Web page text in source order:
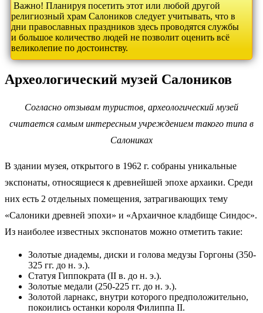
Важно! Планируя посетить этот или любой другой
религиозный храм Салоников следует учитывать, что в
дни православных праздников здесь проводятся службы
и большое количество людей не позволит оценить всё
великолепие по достоинству.
Археологический музей Салоников
Согласно отзывам туристов, археологический музей
считается самым интересным учреждением такого типа в
Салониках
В здании музея, открытого в 1962 г. собраны уникальные
экспонаты, относящиеся к древнейшей эпохе архаики. Среди
них есть 2 отдельных помещения, затрагивающих тему
«Салоники древней эпохи» и «Архаичное кладбище Синдос».
Из наиболее известных экспонатов можно отметить такие:
Золотые диадемы, диски и голова медузы Горгоны (350-
325 гг. до н. э.).
Статуя Гиппократа (II в. до н. э.).
Золотые медали (250-225 гг. до н. э.).
Золотой ларнакс, внутри которого предположительно,
покоились останки короля Филиппа II.